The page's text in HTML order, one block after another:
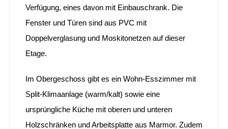
Verfügung, eines davon mit Einbauschrank. Die
Fenster und Türen sind aus PVC mit
Doppelverglasung und Moskitonetzen auf dieser
Etage.
Im Obergeschoss gibt es ein Wohn-Esszimmer mit
Split-Klimaanlage (warm/kalt) sowie eine
ursprüngliche Küche mit oberen und unteren
Holzschränken und Arbeitsplatte aus Marmor. Zudem